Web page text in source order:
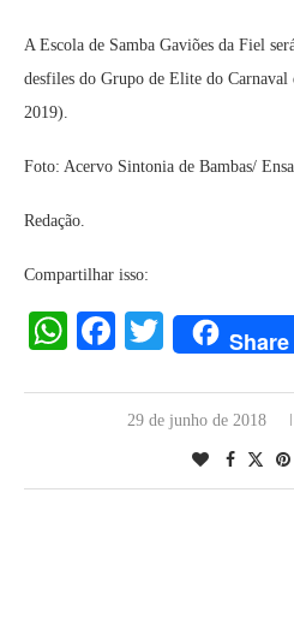
A Escola de Samba Gaviões da Fiel
desfiles do Grupo de Elite do Carnaval
2019).
Foto: Acervo Sintonia de Bambas/
Redação.
Compartilhar isso:
WhatsApp
Facebook
Twitter
Share
29 de junho de 2018